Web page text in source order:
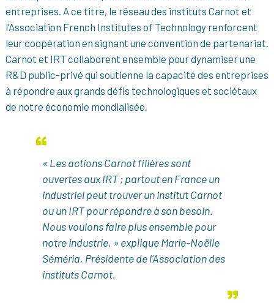
entreprises. A ce titre, le réseau des instituts Carnot et
l’Association French Institutes of Technology renforcent
leur coopération en signant une convention de partenariat.
Carnot et IRT collaborent ensemble pour dynamiser une
R&D public-privé qui soutienne la capacité des entreprises
à répondre aux grands défis technologiques et sociétaux
de notre économie mondialisée.
« Les actions Carnot filières sont
ouvertes aux IRT ; partout en France un
industriel peut trouver un institut Carnot
ou un IRT pour répondre à son besoin.
Nous voulons faire plus ensemble pour
notre industrie, » explique Marie-Noëlle
Séméria, Présidente de l’Association des
instituts Carnot.